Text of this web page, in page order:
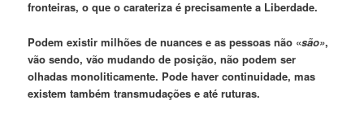
fronteiras, o que o carateriza é precisamente a Liberdade.
Podem existir milhões de nuances e as pessoas não «são»,
vão sendo, vão mudando de posição, não podem ser
olhadas monoliticamente. Pode haver continuidade, mas
existem também transmudações e até ruturas.